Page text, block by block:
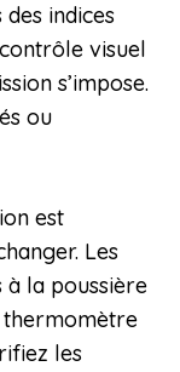
indices
visuel
s’impose.
ou
est
Les
la poussière
thermomètre
les